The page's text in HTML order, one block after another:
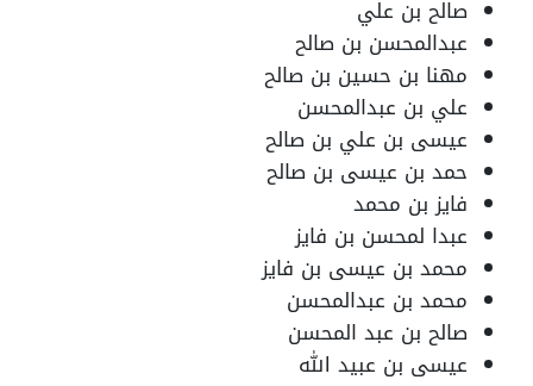
صالح بن علي
عبدالمحسن بن صالح
مهنا بن حسين بن صالح
علي بن عبدالمحسن
عيسى بن علي بن صالح
حمد بن عيسى بن صالح
فايز بن محمد
عبدا لمحسن بن فايز
محمد بن عيسى بن فايز
محمد بن عبدالمحسن
صالح بن عبد المحسن
عيسى بن عبيد الله